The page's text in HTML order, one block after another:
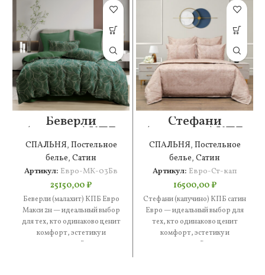
Беверли
(малахит) КПБ
Евро Макси 2н
СПАЛЬНЯ, Постельное
белье, Сатин
Артикул: Евро-МК-03Бв
25150,00₽
Беверли (малахит) КПБ Евро
Макси 2н — идеальный выбор
для тех, кто одинаково ценит
комфорт, эстетику и
практичность. В составе
Стефани
(капучино) КПБ
сатин Евро
СПАЛЬНЯ, Постельное
белье, Сатин
Артикул: Евро-Ст-кап
16500,00₽
Стефани (капучино) КПБ сатин
Евро — идеальный выбор для
тех, кто одинаково ценит
комфорт, эстетику и
практичность. В составе —